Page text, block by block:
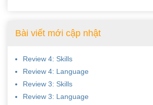
Bài viết mới cập nhật
Review 4: Skills
Review 4: Language
Review 3: Skills
Review 3: Language